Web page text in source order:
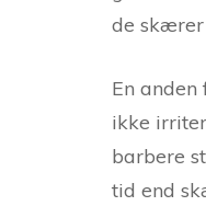
de
En
ikke
barbere
tid end